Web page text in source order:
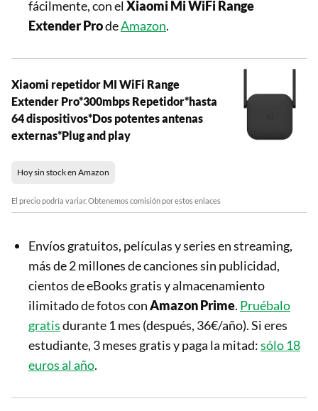
fácilmente, con el Xiaomi Mi WiFi Range
Extender ProdeAmazon.
Xiaomi repetidor MI WiFi Range
Extender Pro*300mbps Repetidor*hasta
64 dispositivos*Dos potentes antenas
externas*Plug and play
Hoy sin stock en Amazon
El precio podría variar. Obtenemos comisión por estos enlaces
Envíos gratuitos, películas y series en streaming,
más de 2 millones de canciones sin publicidad,
cientos de eBooks gratis y almacenamiento
ilimitado de fotos conAmazon Prime. Pruébalo
gratisdurante 1 mes (después, 36€/año). Si eres
estudiante, 3 meses gratis y paga la mitad:sólo 18
euros al año.